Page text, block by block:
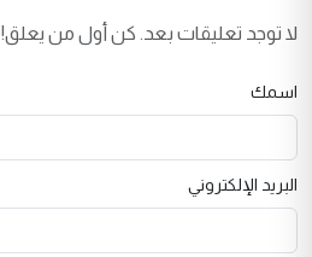
لا توجد تعليقات بعد. كن أول من يعلق!
اسمك
البريد الإلكتروني